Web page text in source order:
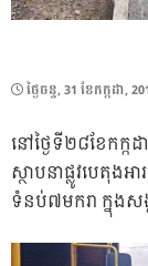
POSTED
ថ្ងៃ​ចន្ទ, 31 ខែ​កក្កដា,
នៅថ្ងៃទី២៨ខែកក្ក
ស្ថាបនាផ្លូវបេតុង
ទំនប់៧មករា ក្នុងស